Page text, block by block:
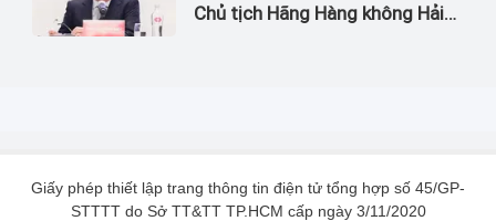
Chủ tịch Hãng Hàng không Hải
Giấy phép thiết lập trang thông tin điện tử tổng hợp số 45/GP-
STTTT do Sở TT&TT TP.HCM cấp ngày 3/11/2020